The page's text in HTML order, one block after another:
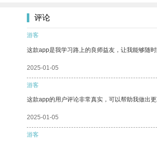
评论
游客
这款app是我学习路上的良师益友，让我能够随时
2025-01-05
游客
这款app的用户评论非常真实，可以帮助我做出更
2025-01-05
游客